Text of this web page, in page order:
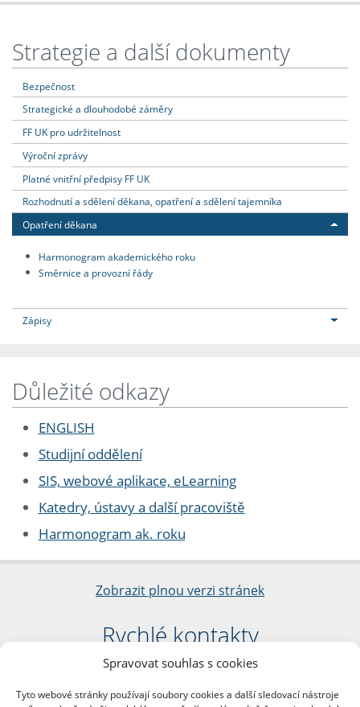
Spravovat souhlas s cookies
Tyto webové stránky používají soubory cookies a další sledovací nástroje
Strategie a další dokumenty
Bezpečnost
Strategické a dlouhodobé záměry
FF UK pro udržitelnost
Výroční zprávy
Platné vnitřní předpisy FF UK
Rozhodnutí a sdělení děkana, opatření a sdělení tajemníka
Opatření děkana
Harmonogram akademického roku
Směrnice a provozní řády
Zápisy
Důležité odkazy
ENGLISH
Studijní oddělení
SIS, webové aplikace, eLearning
Katedry, ústavy a další pracoviště
Harmonogram ak. roku
Zobrazit plnou verzi stránek
Rychlé kontakty
Filozofická fakulta
nám. Jana Palacha 1/2